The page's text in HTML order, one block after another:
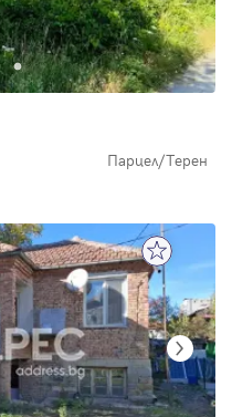
Парцел/Терен